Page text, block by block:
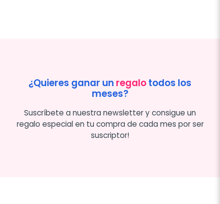
¿Quieres ganar un regalotodos los
meses?
Suscríbete a nuestra newsletter y consigue un
regalo especial en tu compra de cada mes por ser
suscriptor!